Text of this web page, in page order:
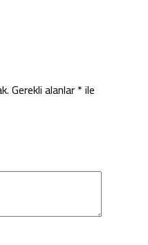
Gerekli alanlar*ile